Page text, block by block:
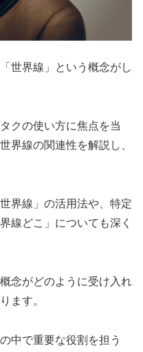
世界線」という概念がし
クの使い方に焦点を当
界線の関連性を解説し、
界線」の活用法や、特定
線どこ」についても深く
念がどのように受け入れ
ます。
中で重要な役割を担う